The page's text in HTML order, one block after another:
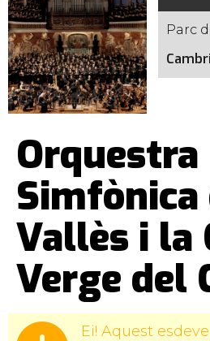
Parc
Orquestra
Simfònica
Vallès i la
Verge del
Ei! Aquest